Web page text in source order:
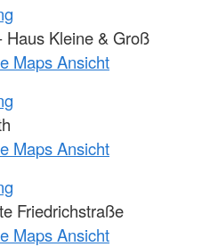
Haus Kleine & Groß
Maps Ansicht
Maps Ansicht
Friedrichstraße
Maps Ansicht